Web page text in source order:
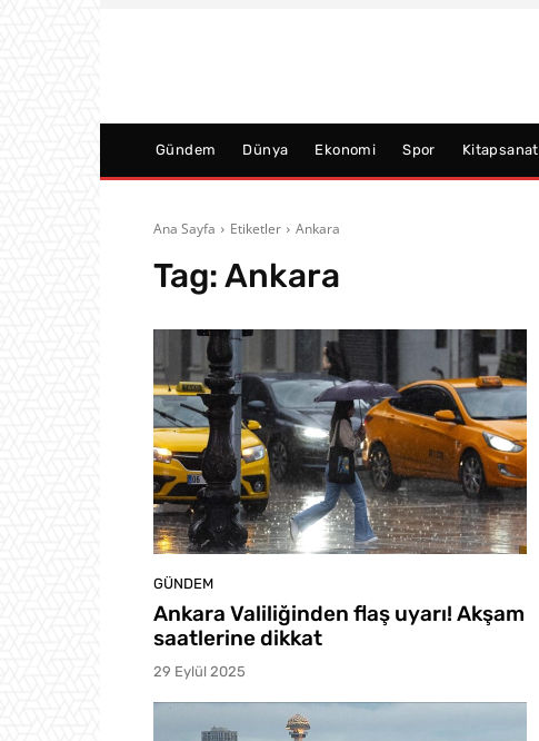
Gündem Dünya Ekonomi Spor Kitapsanat
Ana Sayfa Etiketler Ankara
Tag:Ankara
GÜNDEM
Ankara Valiliğinden flaş uyarı! Akşam
saatlerine dikkat
29 Eylül 2025